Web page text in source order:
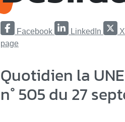
Facebook LinkedIn X
page
Quotidien la
n° 505 du 27